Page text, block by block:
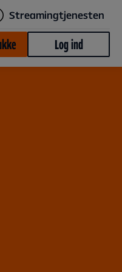
Streamingtjenesten
Log ind